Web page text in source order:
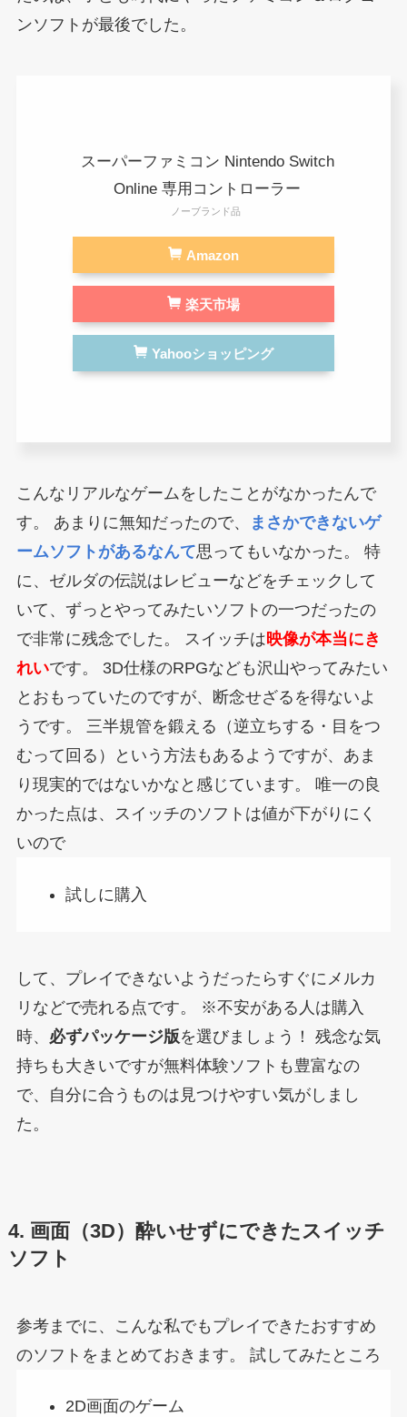
ンソフトが最後でした。
スーパーファミコン Nintendo Switch
Online 専用コントローラー
ノーブランド品
Amazon
楽天市場
Yahooショッピング
こんなリアルなゲームをしたことがなかったんで
す。 あまりに無知だったので、
まさかできないゲ
ームソフトがあるなんて思ってもいなかった。 特
に、ゼルダの伝説はレビューなどをチェックして
いて、ずっとやってみたいソフトの一つだったの
で非常に残念でした。 スイッチは映像が本当にき
れいです。 3D仕様のRPGなども沢山やってみたい
とおもっていたのですが、断念せざるを得ないよ
うです。 三半規管を鍛える（逆立ちする・目をつ
むって回る）という方法もあるようですが、あま
り現実的ではないかなと感じています。 唯一の良
かった点は、スイッチのソフトは値が下がりにく
いので
試しに購入
して、プレイできないようだったらすぐにメルカ
リなどで売れる点です。
※不安がある人は購入
時、 必ずパッケージ版を選びましょう！ 残念な気
持ちも大きいですが無料体験ソフトも豊富なの
で、自分に合うものは見つけやすい気がしまし
た。
4. 画面（3D）酔いせずにできたスイッチ
ソフト
参考までに、こんな私でもプレイできたおすすめ
のソフトをまとめておきます。 試してみたところ
2D画面のゲーム